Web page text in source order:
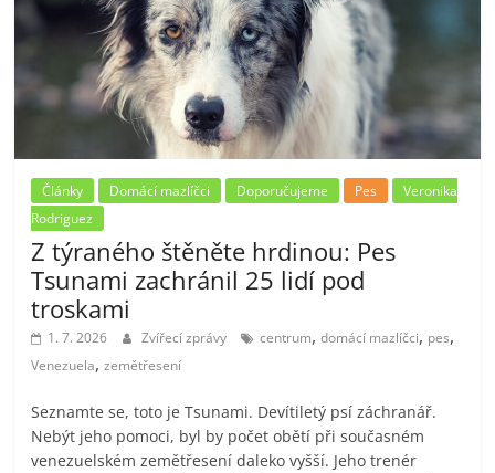
Články Domácí mazlíčci Doporučujeme Pes
Veronika
Rodriguez
Z týraného štěněte hrdinou: Pes
Tsunami zachránil 25 lidí pod
troskami
1. 7. 2026 Zvířecí zprávy centrum,domácí mazlíčci, pes,
Venezuela,zemětřesení
Seznamte se, toto je Tsunami. Devítiletý psí záchranář.
Nebýt jeho pomoci, byl by počet obětí při současném
venezuelském zemětřesení daleko vyšší. Jeho trenér